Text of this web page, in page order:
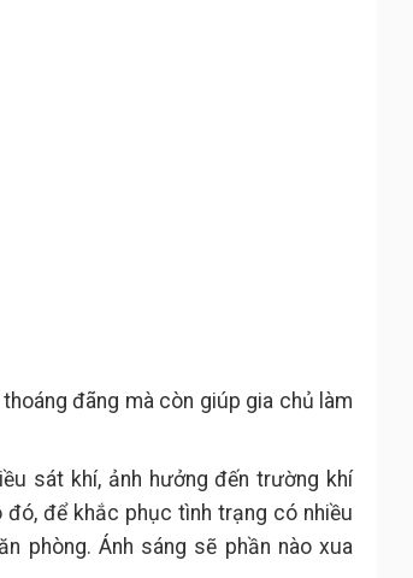
đãng mà còn giúp gia chủ làm
sát khí, ảnh hưởng đến trường khí
đó, để khắc phục tình trạng có nhiều
phòng. Ánh sáng sẽ phần nào xua